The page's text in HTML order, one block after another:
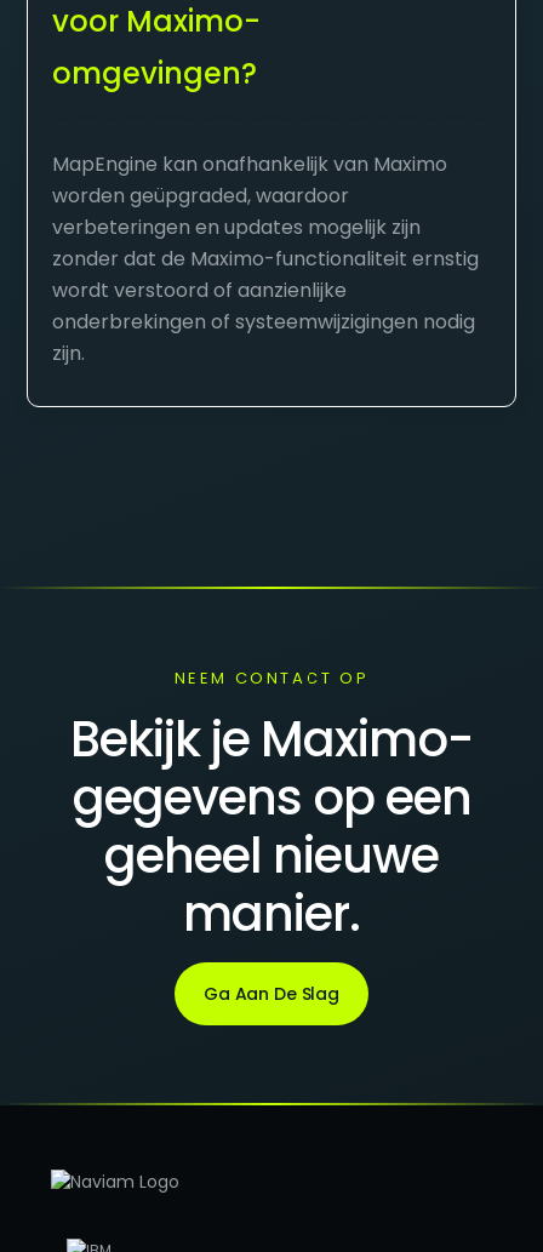
voor Maximo-
omgevingen?
MapEngine kan onafhankelijk van Maximo
worden geüpgraded, waardoor
verbeteringen en updates mogelijk zijn
zonder dat de Maximo-functionaliteit ernstig
wordt verstoord of aanzienlijke
onderbrekingen of systeemwijzigingen nodig
zijn.
NEEM CONTACT OP
Bekijk je Maximo-
gegevens op een
geheel nieuwe
manier.
Ga Aan De Slag